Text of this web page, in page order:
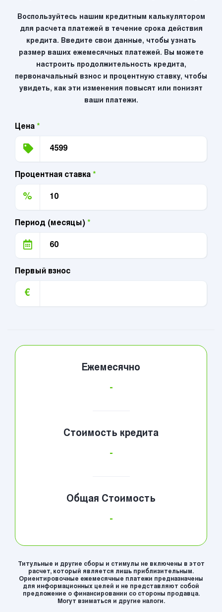
Воспользуйтесь нашим кредитным калькулятором
для расчета платежей в течение срока действия
кредита. Введите свои данные, чтобы узнать
размер ваших ежемесячных платежей. Вы можете
настроить продолжительность кредита,
первоначальный взнос и процентную ставку, чтобы
увидеть, как эти изменения повысят или понизят
ваши платежи.
Цена *
Процентная ставка *
%
Период (месяцы) *
Первый взнос
€
Ежемесячно
-
Стоимость кредита
-
Общая Стоимость
-
Титульные и другие сборы и стимулы не включены в этот
расчет, который является лишь приблизительным.
Ориентировочные ежемесячные платежи предназначены
для информационных целей и не представляют собой
предложение о финансировании со стороны продавца.
Могут взиматься и другие налоги.